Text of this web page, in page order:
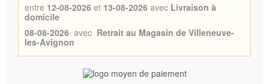
entre 12-08-2026 et 13-08-2026 avec Livraison à
domicile
08-08-2026 avec Retrait au Magasin de Villeneuve-
les-Avignon